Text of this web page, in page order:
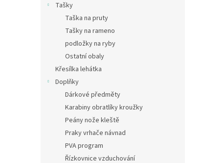
Tašky
Taška na pruty
Tašky na rameno
podložky na ryby
Ostatní obaly
Křesílka lehátka
Doplňky
Dárkové předměty
Karabiny obratlíky kroužky
Peány nože kleště
Praky vrhače návnad
PVA program
Řízkovnice vzduchování